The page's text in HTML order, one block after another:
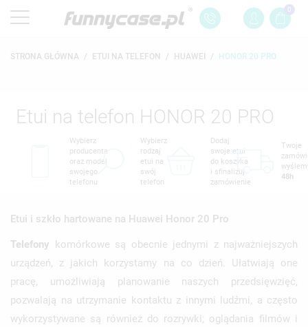
0
STRONA GŁÓWNA ETUI NA TELEFON HUAWEI HONOR 20 PRO
Etui na telefon HONOR 20 PRO
Wybierz
producenta
oraz model
swojego
telefonu
Wybierz
rodzaj
etui na
swój
telefon
Dodaj
swoje etui
do koszyka
i sfinalizuj
zamówienie
Twoje
48h
Etui i szkło hartowane na Huawei Honor 20 Pro
Telefony komórkowe są obecnie jednymi z najważniejszych
urządzeń, z jakich korzystamy na co dzień. Ułatwiają one
pracę, umożliwiają planowanie naszych przedsięwzięć,
pozwalają na utrzymanie kontaktu z innymi ludźmi, a często
wykorzystywane są również do rozrywki; oglądania filmów i